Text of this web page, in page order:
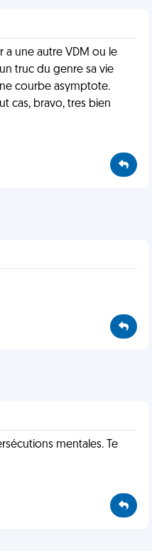
a une autre VDM ou le
truc du genre sa vie
courbe asymptote.
cas, bravo, tres bien
mentales. Te